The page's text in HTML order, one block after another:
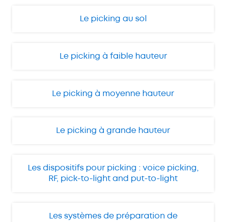
Le picking au sol
Le picking à faible hauteur
Le picking à moyenne hauteur
Le picking à grande hauteur
Les dispositifs pour picking : voice picking,
RF, pick-to-light and put-to-light
Les systèmes de préparation de